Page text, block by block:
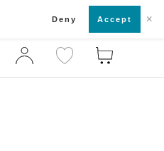
一覧・来店予約
Deny Accept ×